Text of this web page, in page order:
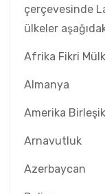
çerçevesinde
ülkeler
Afrika Fikri
Almanya
Amerika
Arnavutluk
Azerbaycan